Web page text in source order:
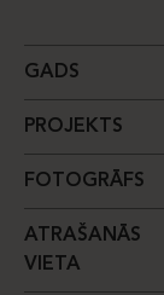
GADS
PROJEKTS
FOTOGRĀFS
ATRAŠANĀS
VIETA